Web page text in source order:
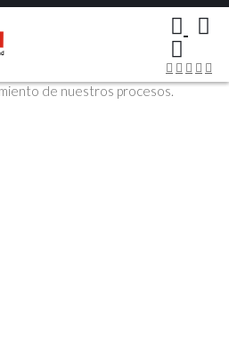
comentarios, sus opiniones son muy
de nuestros procesos.